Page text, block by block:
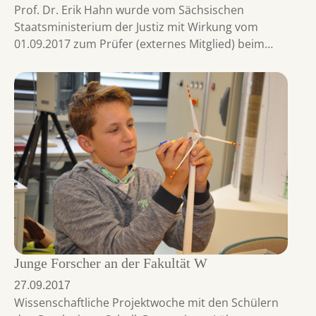
Prof. Dr. Erik Hahn wurde vom Sächsischen
Staatsministerium der Justiz mit Wirkung vom
01.09.2017 zum Prüfer (externes Mitglied) beim…
Junge Forscher an der Fakultät W
27.09.2017
Wissenschaftliche Projektwoche mit den Schülern